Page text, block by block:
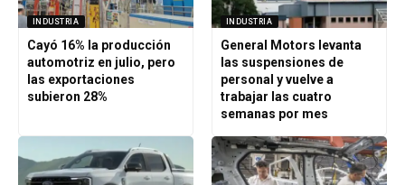
INDUSTRIA
Cayó 16% la producción
automotriz en julio, pero
las exportaciones
subieron 28%
INDUSTRIA
General Motors levanta
las suspensiones de
personal y vuelve a
trabajar las cuatro
semanas por mes